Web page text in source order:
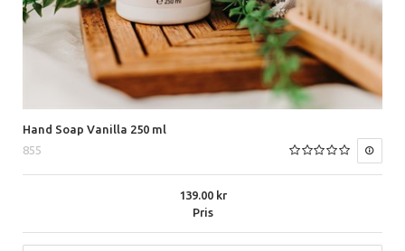
Hand Soap Vanilla 250 ml
855
Pris
139.00